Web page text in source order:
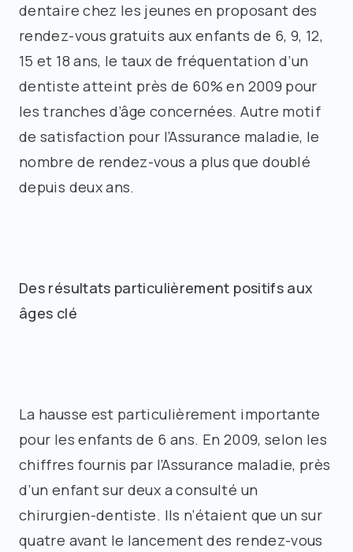
dentaire chez les jeunes en proposant des
rendez-vous gratuits aux enfants de 6, 9, 12,
15 et 18 ans, le taux de fréquentation d’un
dentiste atteint près de 60% en 2009 pour
les tranches d’âge concernées. Autre motif
de satisfaction pour l’Assurance maladie, le
nombre de rendez-vous a plus que doublé
depuis deux ans.
Des résultats particulièrement positifs aux
âges clé
La hausse est particulièrement importante
pour les enfants de 6 ans. En 2009, selon les
chiffres fournis par l’Assurance maladie, près
d’un enfant sur deux a consulté un
chirurgien-dentiste. Ils n’étaient que un sur
quatre avant le lancement des rendez-vous